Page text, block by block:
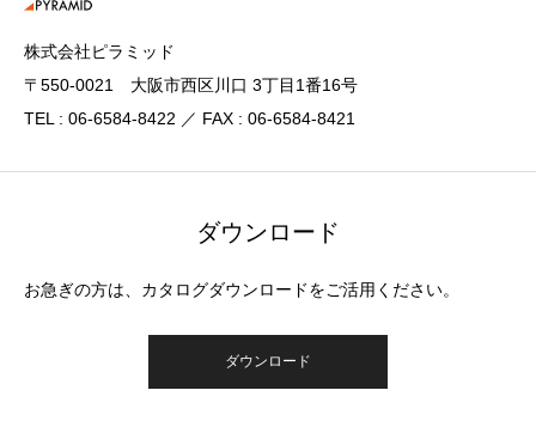
株式会社ピラミッド
〒550-0021 大阪市西区川口 3丁目1番16号
TEL : 06-6584-8422 ／ FAX : 06-6584-8421
ダウンロード
お急ぎの方は、カタログダウンロードをご活用ください。
ダウンロード